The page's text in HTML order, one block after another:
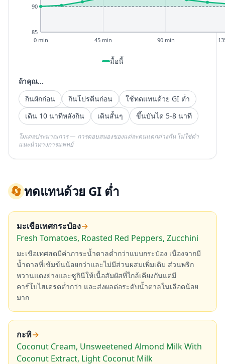
85
90
0 min 45 min 90 min
มื้อนี้
ถ้าคุณ...
กินผักก่อน
กินโปรตีนก่อน
ใช้ทดแทนด้วย GI ต่ำ
เดิน 10 นาทีหลังกิน
เดินสั้นๆ ขึ้นบันได 5-8 นาที
โมเดลประมาณการ — การตอบสนองของแต่ละคนแตกต่างกัน ไม่ใช่คำ
แนะนำทางการแพทย์
🔄ทดแทนด้วย GI ต่ำ
มะเขือเทศกระป๋อง→
Fresh Tomatoes, Roasted Red Peppers, Zucchini
มะเขือเทศสดมีค่าภาระน้ำตาลต่ำกว่าแบบกระป๋อง เนื่องจากมี
น้ำตาลที่เข้มข้นน้อยกว่าและไม่มีส่วนผสมเพิ่มเติม ส่วนพริก
หวานแดงย่างและซูกินีให้เนื้อสัมผัสที่ใกล้เคียงกันแต่มี
คาร์โบไฮเดรตต่ำกว่า และส่งผลต่อระดับน้ำตาลในเลือดน้อย
มาก
กะทิ→
Coconut Cream, Unsweetened Almond Milk With
Coconut Extract, Light Coconut Milk